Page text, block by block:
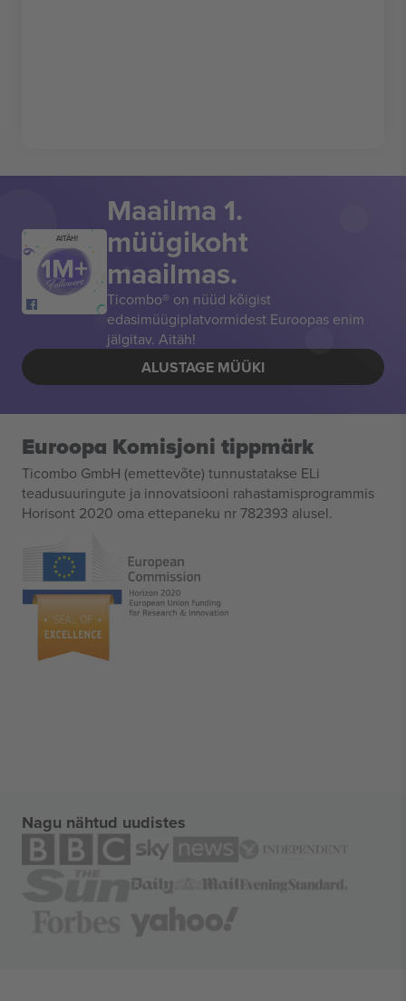
AITÄH!
Maailma 1.
müügikoht
maailmas.
Ticombo® on nüüd kõigist
edasimüügiplatvormidest Euroopas enim
jälgitav. Aitäh!
ALUSTAGE MÜÜKI
Euroopa Komisjoni tippmärk
Ticombo GmbH (emettevõte) tunnustatakse ELi
teadusuuringute ja innovatsiooni rahastamisprogrammis
Horisont 2020 oma ettepaneku nr 782393 alusel.
Nagu nähtud uudistes